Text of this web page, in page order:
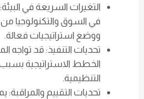
التغيرات السريعة في
في السوق والتكنولوجيا
ووضع استراتيجيات فعالة.
تحديات التنفيذ: قد
الخطط الاستراتيجية بسبب
التنظيمية.
تحديات التقييم